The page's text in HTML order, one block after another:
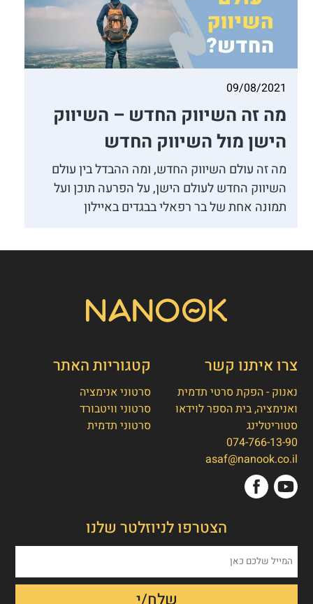
09/08/2021
מה זה השיווק החדש – השיווק
הישן מול השיווק החדש
מה זה עולם השיווק החדש, ומה ההבדל בין עולם
השיווק החדש לעולם הישן, על הפרעה תוכן ועל
תמונה אחת של בר רפאלי בבגדים באיילון
צרו איתנו קשר
נאנוק - הפקת סרטי תדמית
ואנימציה, בית הספר לוידאו
סטוריטלינג
074-766-13-90
asaf@nanook.co.il
קטגוריות האתר
סרטוני אנימציה
סרטוני וויטבורד
סרטוני תדמית
הצטרפו לניוזלטר שלנו
לאתר שלנו!
איך אפשר לעזור לכם היום?
1. הפקת סרט תדמית/אנימציה